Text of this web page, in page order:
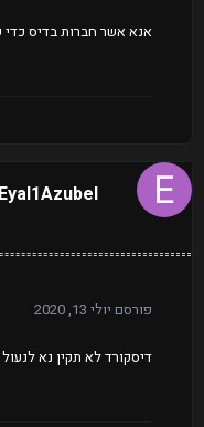
אנא אשר חברות בדיס כדי
Eyal1Azubel
פורסם יולי 13, 2020
דיסקורד לא תקין נא לנעול